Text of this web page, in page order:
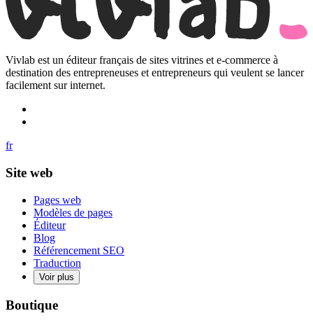
Vivlab est un éditeur français de sites vitrines et e-commerce à
destination des entrepreneuses et entrepreneurs qui veulent se lancer
facilement sur internet.
fr
Site web
Pages web
Modèles de pages
Éditeur
Blog
Référencement SEO
Traduction
Voir plus
Boutique